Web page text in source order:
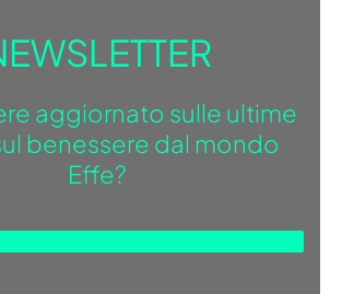
aggiornato sulle ultime
benessere dal mondo
Effe?